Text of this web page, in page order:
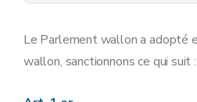
Le Parlement wallon a adopté
wallon, sanctionnons ce qui suit :